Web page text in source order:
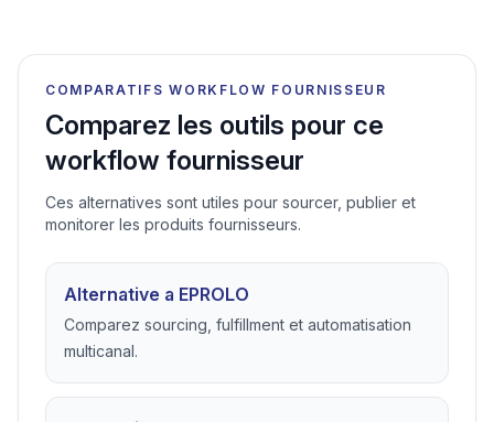
COMPARATIFS WORKFLOW FOURNISSEUR
Comparez les outils pour ce
workflow fournisseur
Ces alternatives sont utiles pour sourcer, publier et
monitorer les produits fournisseurs.
Alternative a EPROLO
Comparez sourcing, fulfillment et automatisation
multicanal.